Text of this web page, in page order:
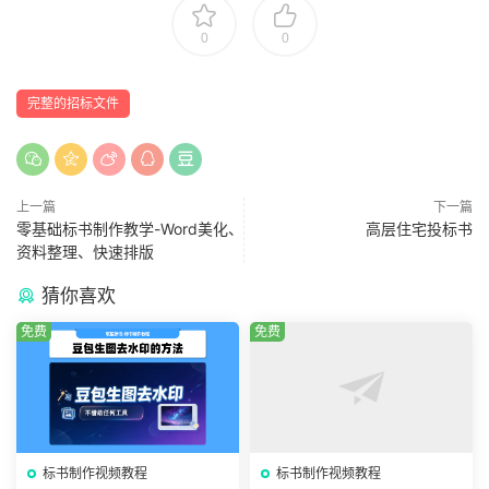
0 0
完整的招标文件
上一篇
零基础标书制作教学-Word美化、
资料整理、快速排版
下一篇
高层住宅投标书
猜你喜欢
标书制作视频教程
免费
标书制作视频教程
免费